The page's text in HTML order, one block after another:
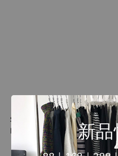
新品
字母短版上衣 [S-L]
Regular
NT$ 599